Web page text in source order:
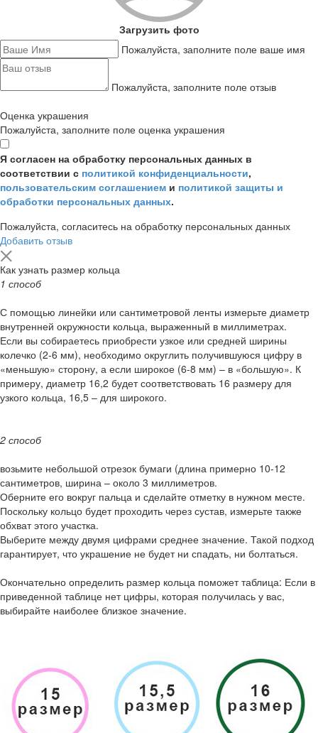
Загрузить фото
Пожалуйста, заполните поле ваше имя
Пожалуйста, заполните поле отзыв
Оценка украшения
Пожалуйста, заполните поле оценка украшения
Я согласен на обработку персональных данных в
соответствии с политикой конфиденциальности,
пользовательским соглашением и политикой защиты и
обработки персональных данных.
Пожалуйста, согласитесь на обработку персональных данных
Добавить отзыв
Как узнать размер кольца
1 способ
С помощью линейки или сантиметровой ленты измерьте диаметр
внутренней окружности кольца, выраженный в миллиметрах.
Если вы собираетесь приобрести узкое или средней ширины
колечко (2-6 мм), необходимо округлить получившуюся цифру в
«меньшую» сторону, а если широкое (6-8 мм) – в «большую». К
примеру, диаметр 16,2 будет соответствовать 16 размеру для
узкого кольца, 16,5 – для широкого.
2 способ
возьмите небольшой отрезок бумаги (длина примерно 10-12
сантиметров, ширина – около 3 миллиметров.
Оберните его вокруг пальца и сделайте отметку в нужном месте.
Поскольку кольцо будет проходить через сустав, измерьте также
обхват этого участка.
Выберите между двумя цифрами среднее значение. Такой подход
гарантирует, что украшение не будет ни спадать, ни болтаться.
Окончательно определить размер кольца поможет таблица: Если в
приведенной таблице нет цифры, которая получилась у вас,
выбирайте наиболее близкое значение.